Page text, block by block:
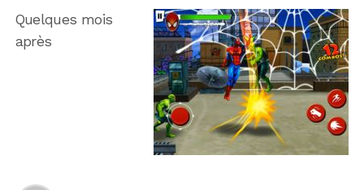
Quelques mois
après